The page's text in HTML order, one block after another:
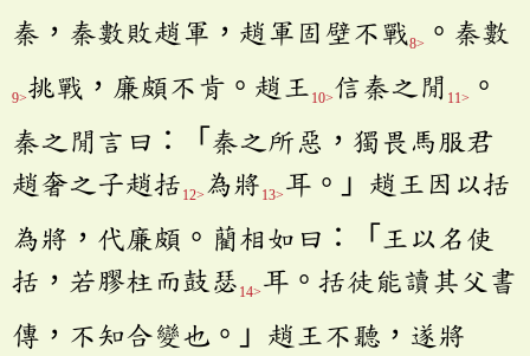
秦，秦數敗趙軍，趙軍固壁不戰8> 。秦數
9>挑戰，廉頗不肯。趙王 10>信秦之閒 11>
。
秦之閒言曰：「秦之所惡，獨畏馬服君
趙奢之子趙括 12> 為將 13> 耳。」趙王因以括
為將，代廉頗。藺相如曰：「王以名使
括，若膠柱而鼓瑟 14> 耳。括徒能讀其父書
傳，不知合變也。」趙王不聽，遂將